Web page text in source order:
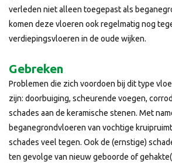
verleden niet alleen toegepast als
komen deze vloeren ook regelmatig nog
verdiepingsvloeren in de oude wijken.
Gebreken
Problemen die zich voordoen bij dit type
zijn: doorbuiging, scheurende voegen,
schades aan de keramische stenen. Met
beganegrondvloeren van vochtige
schades veel tegen. Ook de (ernstige)
ten gevolge van nieuw geboorde of